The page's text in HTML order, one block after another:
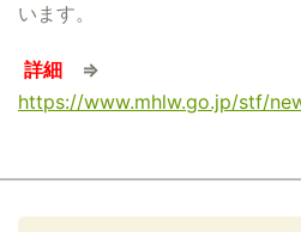
います。
詳細⇒
https://www.mhlw.go.jp/stf/